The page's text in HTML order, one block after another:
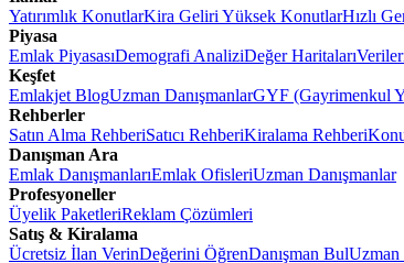
Yatırımlık KonutlarKira Geliri Yüksek KonutlarHızlı
Piyasa
Emlak PiyasasıDemografi AnaliziDeğer Haritaları
Keşfet
Emlakjet BlogUzman DanışmanlarGYF (Gayrimenkul
Rehberler
Satın Alma RehberiSatıcı RehberiKiralama Rehberi
Danışman Ara
Emlak DanışmanlarıEmlak OfisleriUzman Danışmanlar
Profesyoneller
Üyelik PaketleriReklam Çözümleri
Satış & Kiralama
Ücretsiz İlan VerinDeğerini ÖğrenDanışman BulUzman